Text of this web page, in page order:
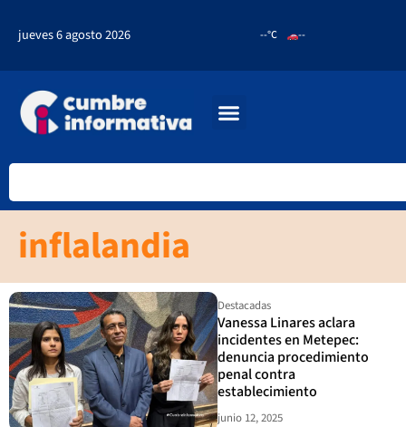
jueves 6 agosto 2026 --°C --
inflalandia
Destacadas
Vanessa Linares aclara
incidentes en Metepec:
denuncia procedimiento
penal contra
establecimiento
junio 12, 2025